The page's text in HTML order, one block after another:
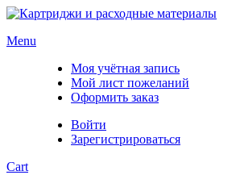
Menu
Моя учётная запись
Мой лист пожеланий
Оформить заказ
Войти
Зарегистрироваться
Cart